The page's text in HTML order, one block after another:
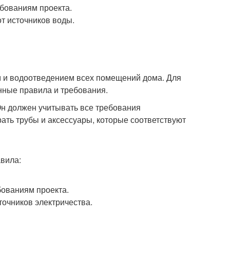
проекта.
источников воды.
и водоотведением всех помещений дома. Для
правила и требования.
должен учитывать все требования
трубы и аксессуары, которые соответствуют
проекта.
электричества.